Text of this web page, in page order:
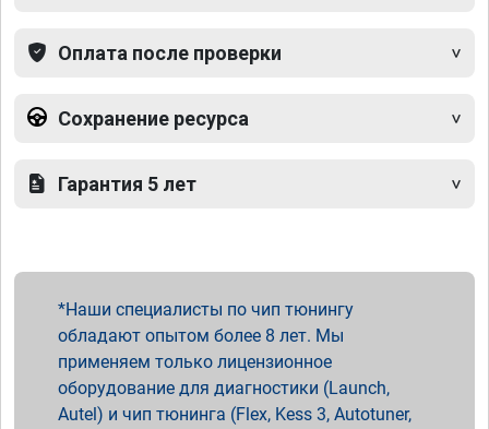
Оплата после проверки
Сохранение ресурса
Гарантия 5 лет
Наши специалисты по чип тюнингу
обладают опытом более 8 лет. Мы
применяем только лицензионное
оборудование для диагностики (Launch,
Autel) и чип тюнинга (Flex, Kess 3, Autotuner,